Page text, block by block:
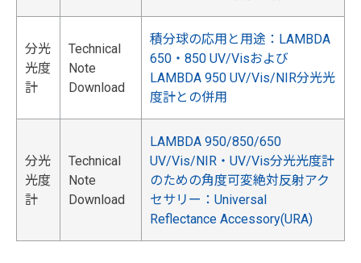
分光
光度
計
Technical
Note
Download
積分球の応用と用途：LAMBDA
650・850 UV/Visおよび
LAMBDA 950 UV/Vis/NIR分光光
度計との併用
分光
光度
計
Technical
Note
Download
LAMBDA 950/850/650
UV/Vis/NIR・UV/Vis分光光度計
のための角度可変絶対反射アク
セサリー：Universal
Reflectance Accessory(URA)